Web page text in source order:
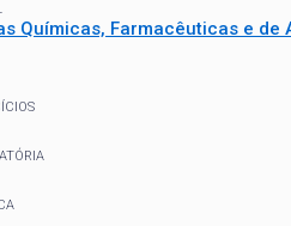
Químicas, Farmacêuticas e de